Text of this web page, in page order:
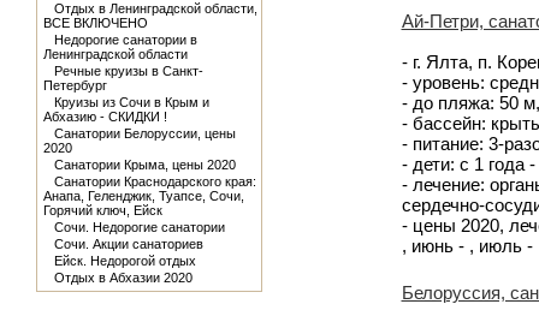
Отдых в Ленинградской области,
ВСЕ ВКЛЮЧЕНО
Недорогие санатории в
Ленинградской области
Речные круизы в Санкт-
Петербург
Круизы из Сочи в Крым и
Абхазию - СКИДКИ !
Санатории Белоруссии, цены
2020
Санатории Крыма, цены 2020
Санатории Краснодарского края:
Анапа, Геленджик, Туапсе, Сочи,
Горячий ключ, Ейск
Сочи. Недорогие санатории
Сочи. Акции санаториев
Ейск. Недорогой отдых
Отдых в Абхазии 2020
Ай-Петри,
- г. Ялта, п.
- уровень:
- до пляжа: 50
- бассейн:
- питание: 3-
- дети: с 1 года
- лечение:
сердечно-
- цены 2020,
, июнь - , июль -
Белоруссия,